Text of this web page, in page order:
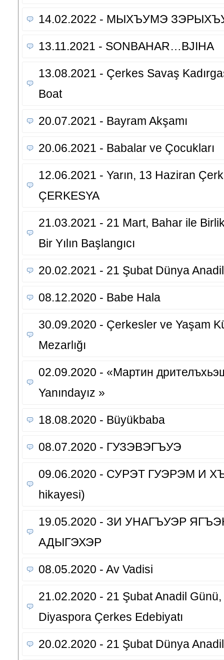
14.02.2022 - МЫХЪУМЭ
13.11.2021 - SONBAHAR…BJIHA
13.08.2021 - Çerkes Savaş
Boat
20.07.2021 - Bayram Akşamı
20.06.2021 - Babalar ve Çocukları
12.06.2021 - Yarın, 13 Haziran
ÇERKESYA
21.03.2021 - 21 Mart, Bahar ile
Bir Yılın Başlangıcı
20.02.2021 - 21 Şubat Dünya
08.12.2020 - Babe Hala
30.09.2020 - Çerkesler ve Yaşam
Mezarlığı
02.09.2020 - «Мартин
Yanındayız »
18.08.2020 - Büyükbaba
08.07.2020 - ГУЗЭВЭГЪУЭ
09.06.2020 - СУРЭТ ГУЭРЭМ И
hikayesi)
19.05.2020 - ЗИ УНАГЪУЭР
АДЫГЭХЭР
08.05.2020 - Av Vadisi
21.02.2020 - 21 Şubat Anadil
Diyaspora Çerkes Edebiyatı
20.02.2020 - 21 Şubat Dünya